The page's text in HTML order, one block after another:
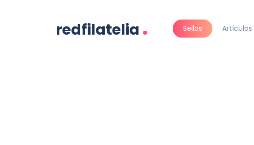
redfilatelia . Sellos Artículos